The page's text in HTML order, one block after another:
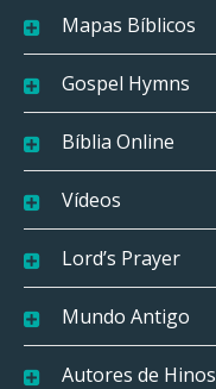
Mapas Bíblicos
Gospel Hymns
Bíblia Online
Vídeos
Lord’s Prayer
Mundo Antigo
Autores de Hinos